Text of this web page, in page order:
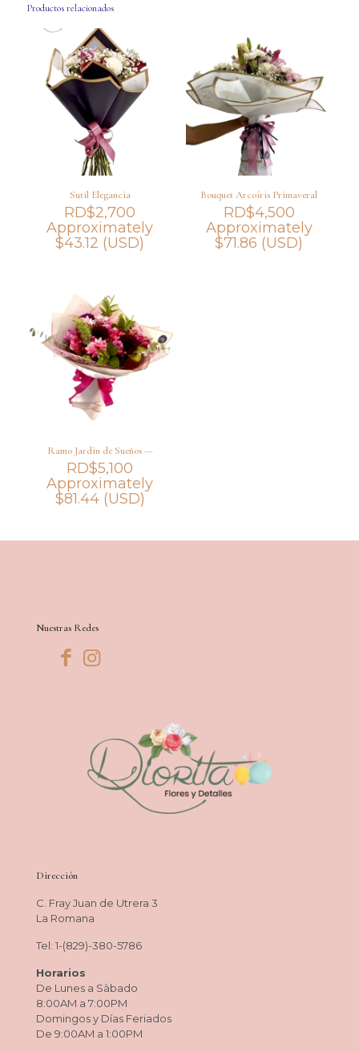
Productos relacionados
Sutil Elegancia
RD$2,700
Approximately
$43.12 (USD)
Bouquet Arcoíris Primaveral
RD$4,500
Approximately
$71.86 (USD)
Ramo Jardin de Sueños —
RD$5,100
Approximately
$81.44(USD)
Nuestras Redes
Dirección
C. Fray Juan de Utrera 3
La Romana
Tel: 1-(829)-380-5786
Horarios
De Lunes a Sàbado
8:00AM a 7:00PM
Domingos y Días Feriados
De 9:00AM a 1:00PM